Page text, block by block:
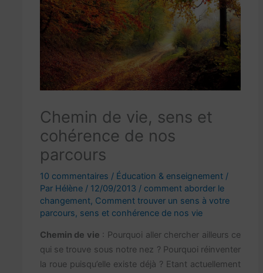
Chemin de vie, sens et
cohérence de nos
parcours
10 commentaires / Éducation & enseignement/
Par Hélène / 12/09/2013 / comment aborder le
changement, Comment trouver un sens à votre
parcours, sens et conhérence de nos vie
Chemin de vie : Pourquoi aller chercher ailleurs ce
qui se trouve sous notre nez ? Pourquoi réinventer
la roue puisqu’elle existe déjà ? Etant actuellement